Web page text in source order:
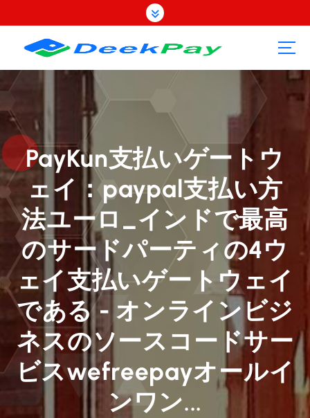
ン
ツ
プ
PayKun支払いゲートウ
ェイ：paypal支払い方
法ユーロ_インドで最高
のサードパーティの4ウ
ェイ支払いゲートウェイ
である - オンラインビジ
ネスのソースコードサー
ビスwefreepayオールイ
ンワン...